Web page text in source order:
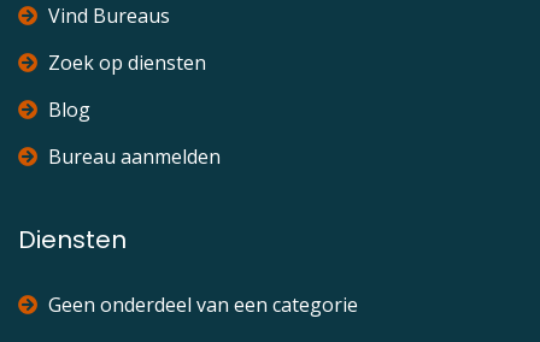
Vind Bureaus
Zoek op diensten
Blog
Bureau aanmelden
Diensten
Geen onderdeel van een categorie